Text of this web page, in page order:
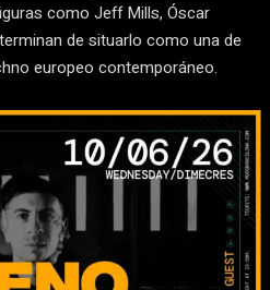
como Jeff Mills, Óscar
de situarlo como una de
europeo contemporáneo.